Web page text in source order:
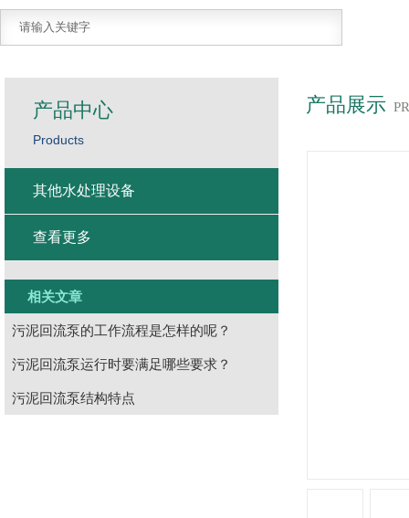
产品展示
产品中心
Products
其他水处理设备
查看更多
相关文章
污泥回流泵的工作流程是怎样的呢？
污泥回流泵运行时要满足哪些要求？
污泥回流泵结构特点